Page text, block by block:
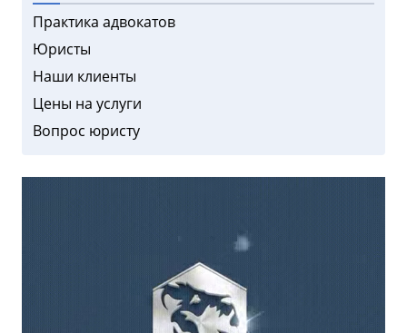
Практика адвокатов
Юристы
Наши клиенты
Цены на услуги
Вопрос юристу